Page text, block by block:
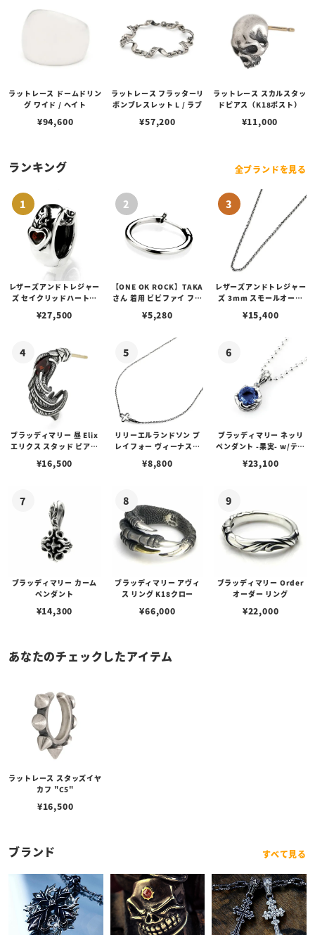
ラットレース ドームドリン
グ ワイド / ヘイト
¥94,600
ラットレース フラッターリ
ボンブレスレット L / ラブ
¥57,200
ラットレース スカルスタッ
ドピアス（K18ポスト）
¥11,000
ランキング 全ブランドを見る
レザーズアンドトレジャー
ズ セイクリッドハートピ
¥27,500
【ONE OK ROCK】TAKA
さん 着用 ビビファイ フー
¥5,280
レザーズアンドトレジャー
ズ 3mm スモールオーバ
ブスタークラスプ＆LTロ
¥15,400
ブラッディマリー 昼 Elix
エリクス スタッド ピアス
¥16,500
リリーエルランドソン プ
レイフォー ヴィーナスチ
¥8,800
ブラッディマリー ネッリ
ペンダント -果実- w/ティ
¥23,100
ブラッディマリー カーム
ペンダント
¥14,300
ブラッディマリー アヴィ
ス リング K18クロー
¥66,000
ブラッディマリー Order
オーダー リング
¥22,000
あなたのチェックしたアイテム
ラットレース スタッズイヤ
カフ "C5"
¥16,500
ブランド すべて見る